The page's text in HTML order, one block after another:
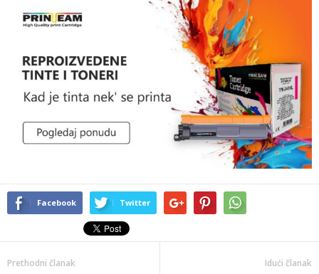
Facebook Twitter
Prethodni članak Idući članak